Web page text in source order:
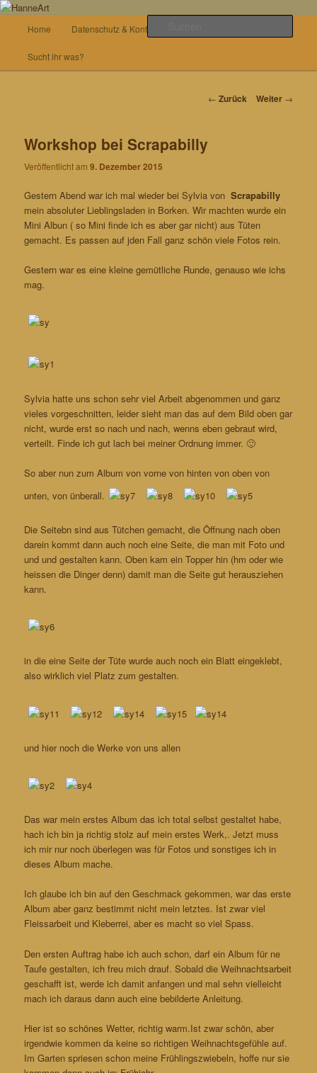
Zum
wechseln
HanneArt
von allem etwas
Home Datenschutz & Kontakt
Sucht ihr was?
Beitrags-
← Zurück Weiter →
Workshop bei Scrapabilly
Veröffentlicht am9. Dezember 2015
Gestern Abend war ich mal wieder bei Sylvia vonScrapabilly
mein absoluter Lieblingsladen in Borken. Wir machten wurde ein
Mini Albun ( so Mini finde ich es aber gar nicht) aus Tüten
gemacht. Es passen auf jden Fall ganz schön viele Fotos rein.
Gestern war es eine kleine gemütliche Runde, genauso wie ichs
mag.
Sylvia hatte uns schon sehr viel Arbeit abgenommen und ganz
vieles vorgeschnitten, leider sieht man das auf dem Bild oben gar
nicht, wurde erst so nach und nach, wenns eben gebraut wird,
verteilt. Finde ich gut lach bei meiner Ordnung immer. 🙂
So aber nun zum Album von vorne von hinten von oben von
unten, von ünberall.
Die Seitebn sind aus Tütchen gemacht, die Öffnung nach oben
darein kommt dann auch noch eine Seite, die man mit Foto und
und und gestalten kann. Oben kam ein Topper hin (hm oder wie
heissen die Dinger denn) damit man die Seite gut herausziehen
kann.
in die eine Seite der Tüte wurde auch noch ein Blatt eingeklebt,
also wirklich viel Platz zum gestalten.
und hier noch die Werke von uns allen
Das war mein erstes Album das ich total selbst gestaltet habe,
hach ich bin ja richtig stolz auf mein erstes Werk,. Jetzt muss
ich mir nur noch überlegen was für Fotos und sonstiges ich in
dieses Album mache.
Ich glaube ich bin auf den Geschmack gekommen, war das erste
Album aber ganz bestimmt nicht mein letztes. Ist zwar viel
Fleissarbeit und Kleberrei, aber es macht so viel Spass.
Den ersten Auftrag habe ich auch schon, darf ein Album für ne
Taufe gestalten, ich freu mich drauf. Sobald die Weihnachtsarbeit
geschafft ist, werde ich damit anfangen und mal sehn vielleicht
mach ich daraus dann auch eine bebilderte Anleitung.
Hier ist so schönes Wetter, richtig warm.Ist zwar schön, aber
irgendwie kommen da keine so richtigen Weihnachtsgefühle auf.
Im Garten spriesen schon meine Frühlingszwiebeln, hoffe nur sie